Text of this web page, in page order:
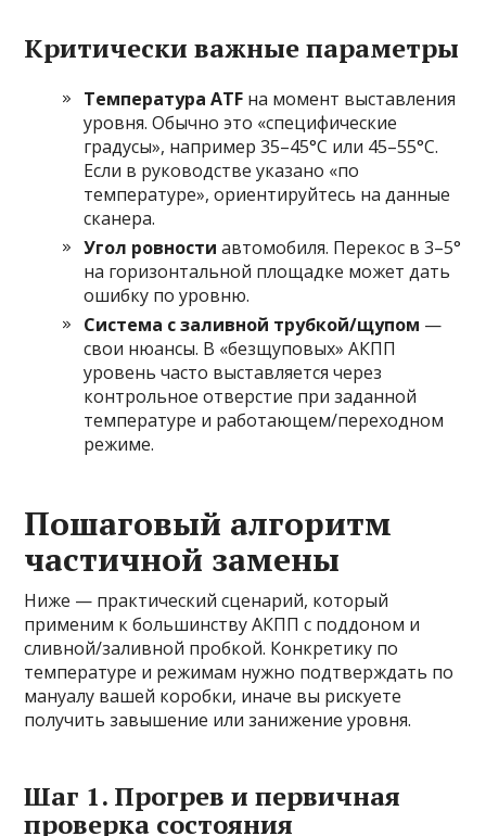
Критически важные параметры
Температура ATF на момент выставления
уровня. Обычно это «специфические
градусы», например 35–45°C или 45–55°C.
Если в руководстве указано «по
температуре», ориентируйтесь на данные
сканера.
Угол ровности автомобиля. Перекос в 3–5°
на горизонтальной площадке может дать
ошибку по уровню.
Система с заливной трубкой/щупом —
свои нюансы. В «безщуповых» АКПП
уровень часто выставляется через
контрольное отверстие при заданной
температуре и работающем/переходном
режиме.
Пошаговый алгоритм
частичной замены
Ниже — практический сценарий, который
применим к большинству АКПП с поддоном и
сливной/заливной пробкой. Конкретику по
температуре и режимам нужно подтверждать по
мануалу вашей коробки, иначе вы рискуете
получить завышение или занижение уровня.
Шаг 1. Прогрев и первичная
проверка состояния